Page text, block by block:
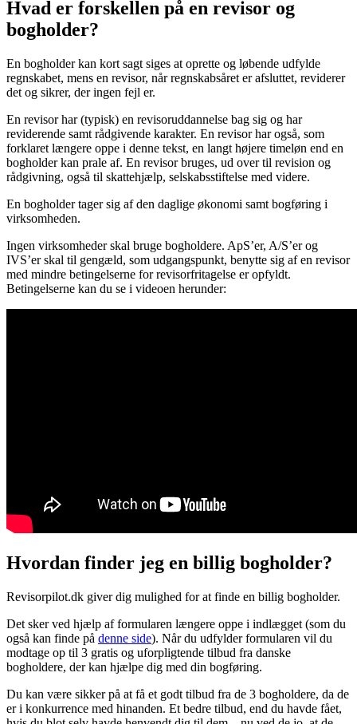
Hvad er forskellen på en revisor og
bogholder?
En bogholder kan kort sagt siges at oprette og løbende udfylde
regnskabet, mens en revisor, når regnskabsåret er afsluttet, reviderer
det og sikrer, der ingen fejl er.
En revisor har (typisk) en revisoruddannelse bag sig og har
reviderende samt rådgivende karakter. En revisor har også, som
forklaret længere oppe i denne tekst, en langt højere timeløn end en
bogholder kan prale af. En revisor bruges, ud over til revision og
rådgivning, også til skattehjælp, selskabsstiftelse med videre.
En bogholder tager sig af den daglige økonomi samt bogføring i
virksomheden.
Ingen virksomheder skal bruge bogholdere. ApS’er, A/S’er og
IVS’er skal til gengæld, som udgangspunkt, benytte sig af en revisor
med mindre betingelserne for revisorfritagelse er opfyldt.
Betingelserne kan du se i videoen herunder:
Hvordan finder jeg en billig bogholder?
Revisorpilot.dk giver dig mulighed for at finde en billig bogholder.
Det sker ved hjælp af formularen længere oppe i indlægget (som du
også kan finde på denne side). Når du udfylder formularen vil du
modtage op til 3 gratis og uforpligtende tilbud fra danske
bogholdere, der kan hjælpe dig med din bogføring.
Du kan være sikker på at få et godt tilbud fra de 3 bogholdere, da de
er i konkurrence med hinanden. Et bedre tilbud, end du havde fået,